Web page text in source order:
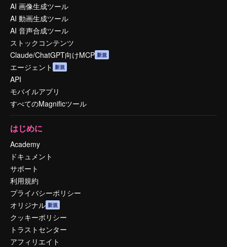
AI 画像生成ツール
AI 動画生成ツール
AI 音声合成ツール
ストックコンテンツ
Claude/ChatGPT向けMCP 新規
エージェント 新規
API
モバイルアプリ
すべてのMagnificツール
はじめに
Academy
ドキュメント
サポート
利用規約
プライバシーポリシー
オリジナル 新規
クッキーポリシー
トラストセンター
アフィリエイト